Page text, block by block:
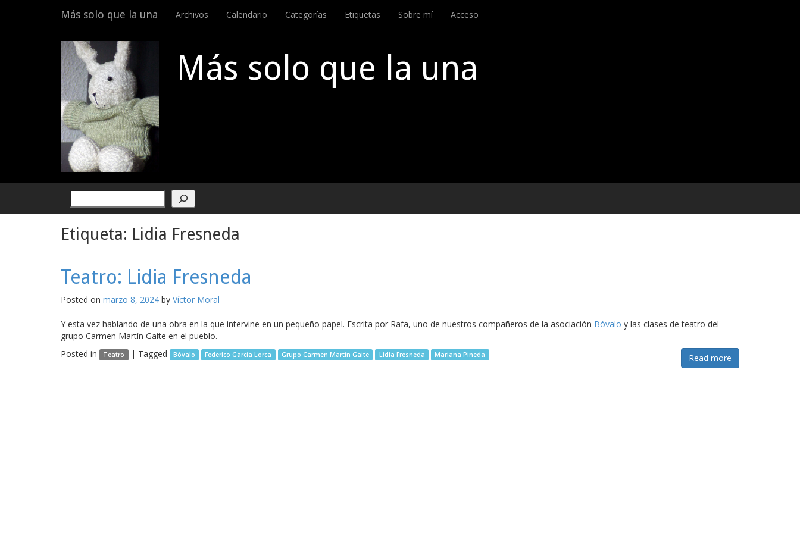
Más solo que la una Archivos Calendario Categorías Etiquetas Sobre mí Acceso
Más solo que la una
Buscar
Etiqueta: Lidia Fresneda
Teatro: Lidia Fresneda
Posted on marzo 8, 2024 by Víctor Moral
Y esta vez hablando de una obra en la que intervine en un pequeño papel. Escrita por Rafa, uno de nuestros compañeros de la asociación Bóvalo y las clases de teatro del
grupo Carmen Martín Gaite en el pueblo.
Read more
Posted in Teatro | Tagged Bóvalo Federico García Lorca Grupo Carmen Martín Gaite Lidia Fresneda Mariana Pineda